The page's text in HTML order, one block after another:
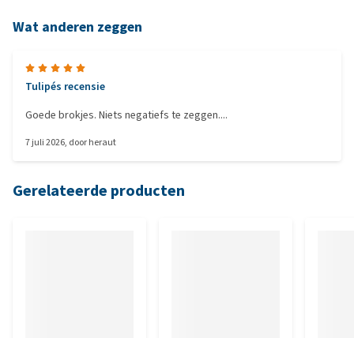
Wat anderen zeggen
Tulipés recensie
Goede brokjes. Niets negatiefs te zeggen....
7 juli 2026, doorheraut
Gerelateerde producten